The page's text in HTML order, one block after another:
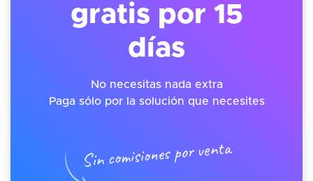
gratis por 15
días
No necesitas nada extra
Paga sólo por la solución que necesites
Sin comisiones por venta